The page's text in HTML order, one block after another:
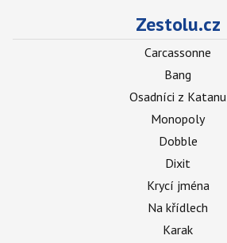
Zestolu.cz
Carcassonne
Bang
Osadníci z Katanu
Monopoly
Dobble
Dixit
Krycí jména
Na křídlech
Karak